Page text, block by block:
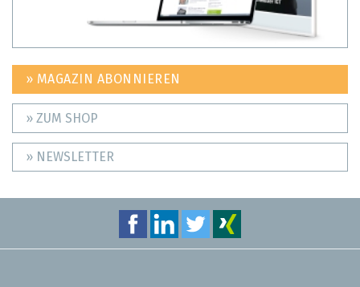
» MAGAZIN ABONNIEREN
» ZUM SHOP
» NEWSLETTER